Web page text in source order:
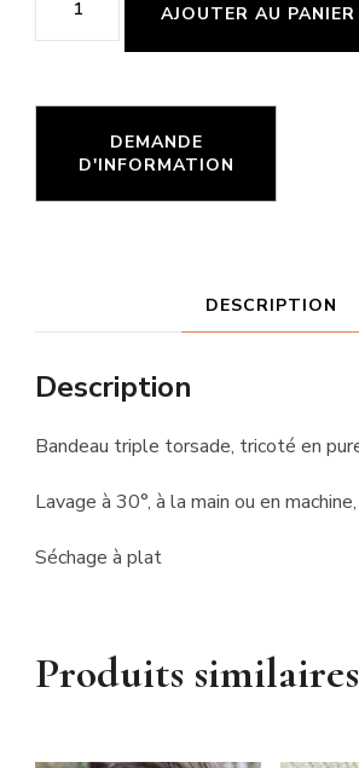
de
rose
AJOUTER AU PANIER
DESCRIPTION
Description
Bandeau triple torsade, tricoté en
Lavage à 30°, à la main ou en
Séchage à plat
Produits similaires